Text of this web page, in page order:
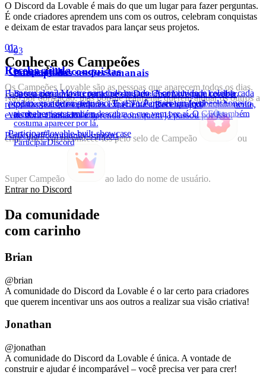
O Discord da Lovable é mais do que um lugar para fazer perguntas.
É onde criadores aprendem uns com os outros, celebram conquistas
e deixam de estar travados para lançar seus projetos.
01
Receba ajuda
Faça sua pergunta ou participe do Dev Chat Live para receber
respostas reais de criadores experientes. Receba ajuda rapidamente,
evite abrir chamados e aprenda com quem já passou por isso.
Participar#community-support
02
Compartilhe conquistas
Lançou algo? Mostre para todo mundo. A comunidade celebra cada
projeto, grande ou pequeno. E se você quiser um feedback honesto,
vai receber isso também.
Participar#lovable-built-showcase
03
Participe das sessões semanais
Bate-papos ao vivo com as pessoas que desenvolvem a Lovable,
toda terça e quinta-feira às 13h (ET). Pergunte qualquer coisa,
receba respostas reais e descubra o que vem por aí. O CEO também
costuma aparecer por lá.
ParticiparDiscord
Conheça os Campeões
Os Campeões Lovable são as pessoas que aparecem todos os dias.
Não por obrigação, mas porque realmente querem ajudar os outros a
criar. Você vai reconhecê-los pelo selo de Campeão ou
Super Campeão ao lado do nome de usuário.
Entrar no Discord
Da comunidade
com carinho
Brian
@brian
A comunidade do Discord da Lovable é o lar certo para criadores
que querem incentivar uns aos outros a realizar sua visão criativa!
Jonathan
@jonathan
A comunidade do Discord da Lovable é única. A vontade de
construir e ajudar é incomparável – você precisa ver para crer!